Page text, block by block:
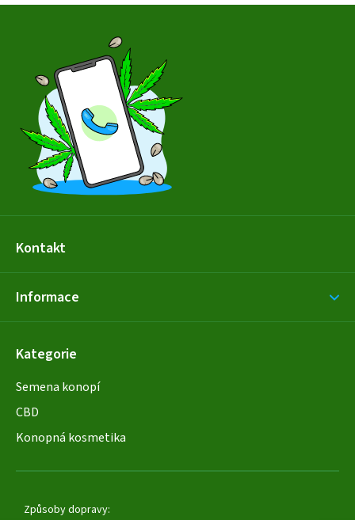
Kontakt
Informace
Kategorie
Semena konopí
CBD
Konopná kosmetika
Způsoby dopravy: